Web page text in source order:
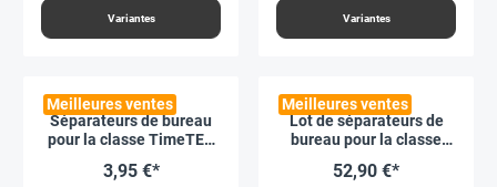
Variantes Variantes
Meilleures ventes
Séparateurs de bureau
pour la classe TimeTEX
3,95 €*
Meilleures ventes
Lot de séparateurs de
bureau pour la classe
pièces
52,90 €*